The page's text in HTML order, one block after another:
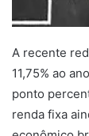
A recente
11,75% ao
ponto
renda fixa